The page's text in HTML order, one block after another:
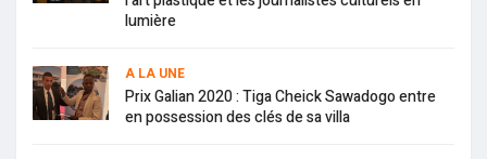
lumière
A LA UNE
Prix Galian 2020 : Tiga Cheick Sawadogo entre
en possession des clés de sa villa